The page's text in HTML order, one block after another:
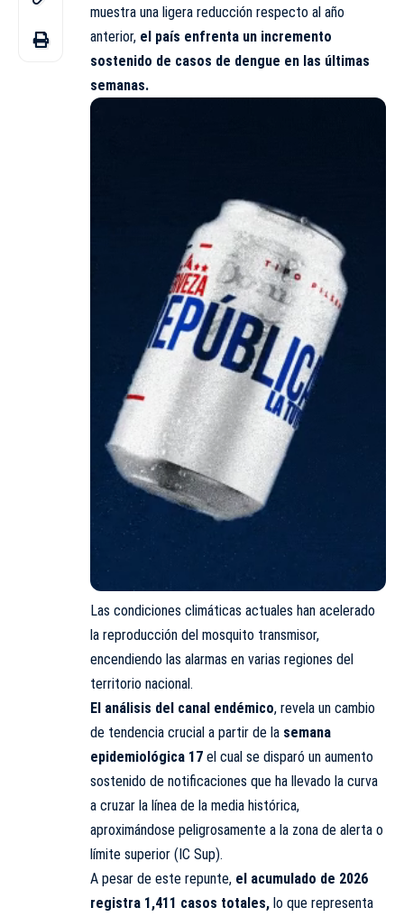
muestra una ligera reducción respecto al año
anterior, el país enfrenta un incremento
sostenido de casos de dengue en las últimas
semanas.
Las condiciones climáticas actuales han acelerado
la reproducción del mosquito transmisor,
encendiendo las alarmas en varias regiones del
territorio nacional.
El análisis del canal endémico, revela un cambio
de tendencia crucial a partir de la semana
epidemiológica 17 el cual se disparó un aumento
sostenido de notificaciones que ha llevado la curva
a cruzar la línea de la media histórica,
aproximándose peligrosamente a la zona de alerta o
límite superior (IC Sup).
A pesar de este repunte, el acumulado de 2026
registra 1,411 casos totales, lo que representa